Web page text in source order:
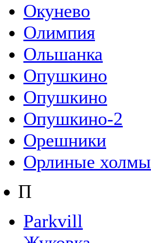
Окунево
Олимпия
Ольшанка
Опушкино
Опушкино
Опушкино-2
Орешники
Орлиные холмы
П
Parkvill